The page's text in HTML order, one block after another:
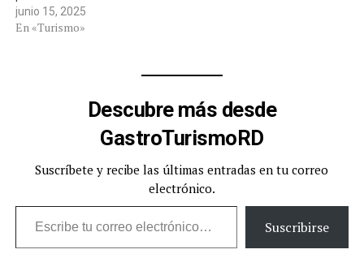
junio 15, 2025
En «Turismo»
Descubre más desde
GastroTurismoRD
Suscríbete y recibe las últimas entradas en tu correo
electrónico.
Escribe tu correo electrónico…
Suscribirse